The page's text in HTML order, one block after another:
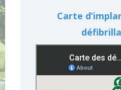
Carte